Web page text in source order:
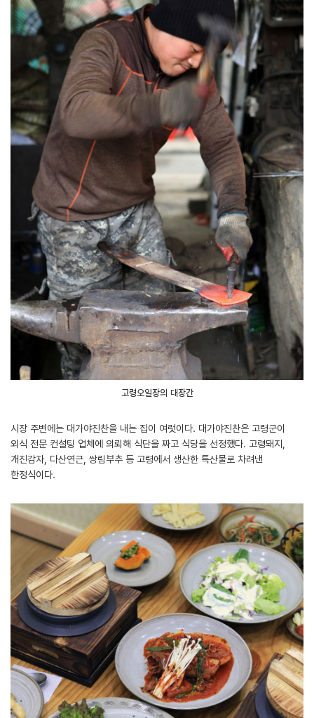
고령오일장의 대장간
시장 주변에는 대가야진찬을 내는 집이 여럿이다. 대가야진찬은 고령군이
외식 전문 컨설팅 업체에 의뢰해 식단을 짜고 식당을 선정했다. 고령돼지,
개진감자, 다산연근, 쌍림부추 등 고령에서 생산한 특산물로 차려낸
한정식이다.